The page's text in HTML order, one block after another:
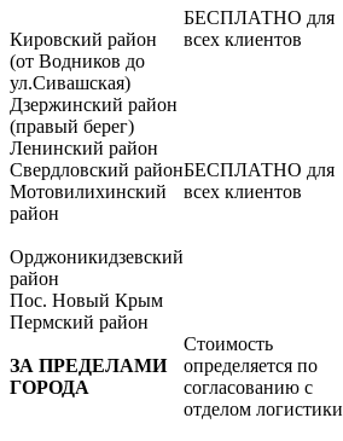
Кировский район
(от Водников до
ул.Сивашская)
Дзержинский район
(правый берег)
Ленинский район
Свердловский район
Мотовилихинский
район
Орджоникидзевский
район
Пос. Новый Крым
Пермский район
БЕСПЛАТНО для
всех клиентов
БЕСПЛАТНО для
всех клиентов
ЗА ПРЕДЕЛАМИ
ГОРОДА
Стоимость
определяется по
согласованию с
отделом логистики